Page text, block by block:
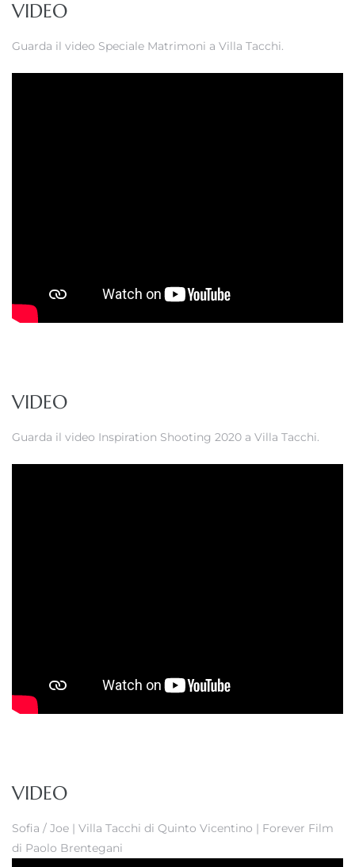
VIDEO
Guarda il video Speciale Matrimoni a Villa Tacchi.
VIDEO
Guarda il video Inspiration Shooting 2020 a Villa Tacchi.
VIDEO
Sofia / Joe | Villa Tacchi di Quinto Vicentino | Forever Film
di Paolo Brentegani